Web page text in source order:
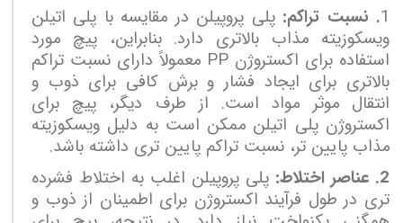
1. نسبت تراکم: پلی پروپیلن در مقایسه با پلی اتیلن
ویسکوزیته مذاب بالاتری دارد. بنابراین، پیچ مورد
استفاده برای اکستروژن PP معمولاً دارای نسبت تراکم
بالاتری برای ایجاد فشار و برش کافی برای ذوب و
انتقال موثر مواد است. از طرف دیگر، پیچ برای
اکستروژن پلی اتیلن ممکن است به دلیل ویسکوزیته
مذاب پایین تر، نسبت تراکم پایین تری داشته باشد.
2. عناصر اختلاط:
پلی پروپیلن اغلب به اختلاط فشرده
تری در طول فرآیند اکستروژن برای اطمینان از ذوب و